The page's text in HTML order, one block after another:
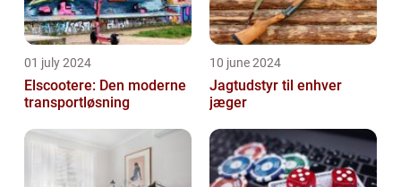
01 july 2024
Elscootere: Den moderne
transportløsning
10 june 2024
Jagtudstyr til enhver
jæger